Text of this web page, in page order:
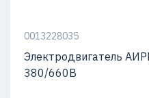
0013228035
Электродвигатель
380/660В